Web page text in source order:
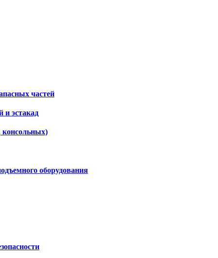
частей
и эстакад
консольных)
оборудования